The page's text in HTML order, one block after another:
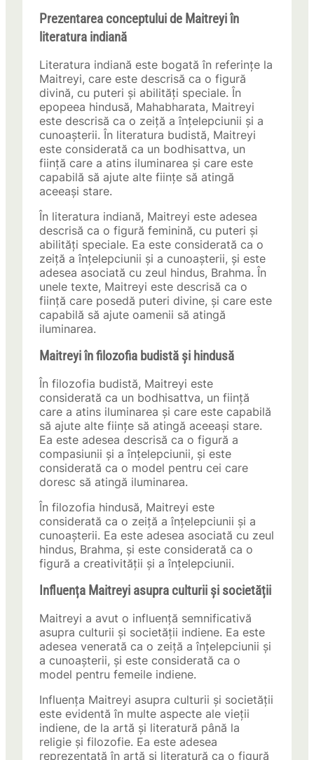
Prezentarea conceptului de Maitreyi în
literatura indiană
Literatura indiană este bogată în referințe la
Maitreyi, care este descrisă ca o figură
divină, cu puteri și abilități speciale. În
epopeea hindusă, Mahabharata, Maitreyi
este descrisă ca o zeiță a înțelepciunii și a
cunoașterii. În literatura budistă, Maitreyi
este considerată ca un bodhisattva, un
ființă care a atins iluminarea și care este
capabilă să ajute alte ființe să atingă
aceeași stare.
În literatura indiană, Maitreyi este adesea
descrisă ca o figură feminină, cu puteri și
abilități speciale. Ea este considerată ca o
zeiță a înțelepciunii și a cunoașterii, și este
adesea asociată cu zeul hindus, Brahma. În
unele texte, Maitreyi este descrisă ca o
ființă care posedă puteri divine, și care este
capabilă să ajute oamenii să atingă
iluminarea.
Maitreyi în filozofia budistă și hindusă
În filozofia budistă, Maitreyi este
considerată ca un bodhisattva, un ființă
care a atins iluminarea și care este capabilă
să ajute alte ființe să atingă aceeași stare.
Ea este adesea descrisă ca o figură a
compasiunii și a înțelepciunii, și este
considerată ca o model pentru cei care
doresc să atingă iluminarea.
În filozofia hindusă, Maitreyi este
considerată ca o zeiță a înțelepciunii și a
cunoașterii. Ea este adesea asociată cu zeul
hindus, Brahma, și este considerată ca o
figură a creativității și a înțelepciunii.
Influența Maitreyi asupra culturii și societății
Maitreyi a avut o influență semnificativă
asupra culturii și societății indiene. Ea este
adesea venerată ca o zeiță a înțelepciunii și
a cunoașterii, și este considerată ca o
model pentru femeile indiene.
Influența Maitreyi asupra culturii și societății
este evidentă în multe aspecte ale vieții
indiene, de la artă și literatură până la
religie și filozofie. Ea este adesea
reprezentată în artă și literatură ca o figură